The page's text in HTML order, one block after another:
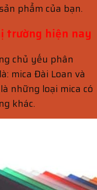
phẩm của bạn.
trường hiện nay
chủ yếu phân
mica Đài Loan và
những loại mica có
khác.